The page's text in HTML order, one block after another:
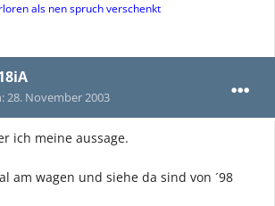
als nen spruch verschenkt
28. November 2003
ich meine aussage.
am wagen und siehe da sind von ´98